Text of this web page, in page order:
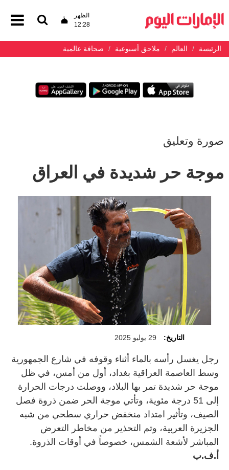
الظهر
12:28
الرئيسة العالم ملاحق أسبوعية صحافة عالمية
صورة وتعليق
موجة حر شديدة في العراق
التاريخ: 29 يوليو 2025
رجل يغسل رأسه بالماء أثناء وقوفه في شارع الجمهورية
وسط العاصمة العراقية بغداد، أول من أمس، في ظل
موجة حر شديدة تمر بها البلاد، ووصلت درجات الحرارة
إلى 51 درجة مئوية، وتأتي موجة الحر ضمن ذروة فصل
الصيف، وتأثير امتداد منخفض حراري سطحي من شبه
الجزيرة العربية، وتم التحذير من مخاطر التعرض
المباشر لأشعة الشمس، خصوصاً في أوقات الذروة.
أ.ف.ب